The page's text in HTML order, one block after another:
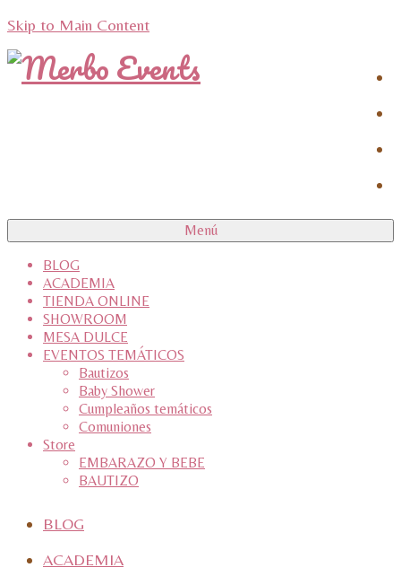
Skip to Main Content
Menú
BLOG
ACADEMIA
TIENDA ONLINE
SHOWROOM
MESA DULCE
EVENTOS TEMÁTICOS
Bautizos
Baby Shower
Cumpleaños temáticos
Comuniones
Store
EMBARAZO Y BEBE
BAUTIZO
BLOG
ACADEMIA